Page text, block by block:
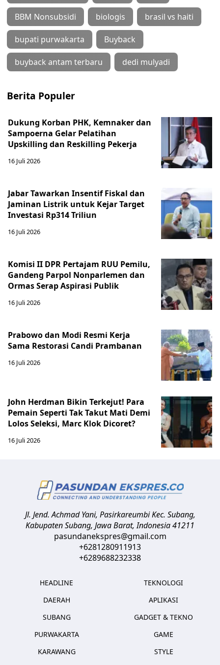
BBM Nonsubsidi biologis brasil vs haiti
bupati purwakarta Buyback
buyback antam terbaru dedi mulyadi
Berita Populer
Dukung Korban PHK, Kemnaker dan
Sampoerna Gelar Pelatihan
Upskilling dan Reskilling Pekerja
16 Juli 2026
Jabar Tawarkan Insentif Fiskal dan
Jaminan Listrik untuk Kejar Target
Investasi Rp314 Triliun
16 Juli 2026
Komisi II DPR Pertajam RUU Pemilu,
Gandeng Parpol Nonparlemen dan
Ormas Serap Aspirasi Publik
16 Juli 2026
Prabowo dan Modi Resmi Kerja
Sama Restorasi Candi Prambanan
16 Juli 2026
John Herdman Bikin Terkejut! Para
Pemain Seperti Tak Takut Mati Demi
Lolos Seleksi, Marc Klok Dicoret?
16 Juli 2026
Jl. Jend. Achmad Yani, Pasirkareumbi Kec. Subang,
Kabupaten Subang, Jawa Barat,Indonesia41211
pasundanekspres@gmail.com
+6281280911913
+6289688232338
HEADLINE
DAERAH
SUBANG
PURWAKARTA
KARAWANG
TEKNOLOGI
APLIKASI
GADGET & TEKNO
GAME
STYLE